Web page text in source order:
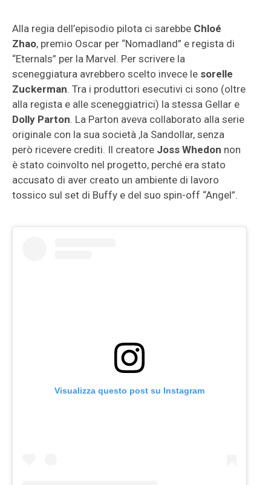
Alla regia dell’episodio pilota ci sarebbe Chloé
Zhao, premio Oscar per “Nomadland” e regista di
“Eternals” per la Marvel. Per scrivere la
sceneggiatura avrebbero scelto invece le sorelle
Zuckerman. Tra i produttori esecutivi ci sono (oltre
alla regista e alle sceneggiatrici) la stessa Gellar e
Dolly Parton. La Parton aveva collaborato alla serie
originale con la sua società ,la Sandollar, senza
però ricevere crediti. Il creatore Joss Whedon non
è stato coinvolto nel progetto, perché era stato
accusato di aver creato un ambiente di lavoro
tossico sul set di Buffy e del suo spin-off “Angel”.
Visualizza questo post su Instagram